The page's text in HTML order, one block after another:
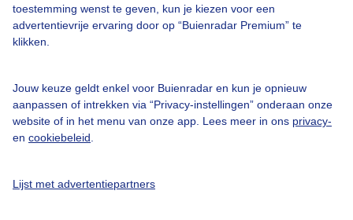
toestemming wenst te geven, kun je kiezen voor een
advertentievrije ervaring door op “Buienradar Premium” te
klikken.
Jouw keuze geldt enkel voor Buienradar en kun je opnieuw
aanpassen of intrekken via “Privacy-instellingen” onderaan onze
website of in het menu van onze app. Lees meer in ons privacy-
en cookiebeleid
Lijst met advertentiepartners
Bedrijfsgegevens
Veelgestelde vragen
Toegankelijkheid
Gebruikersvoorwaarden
Adverteren